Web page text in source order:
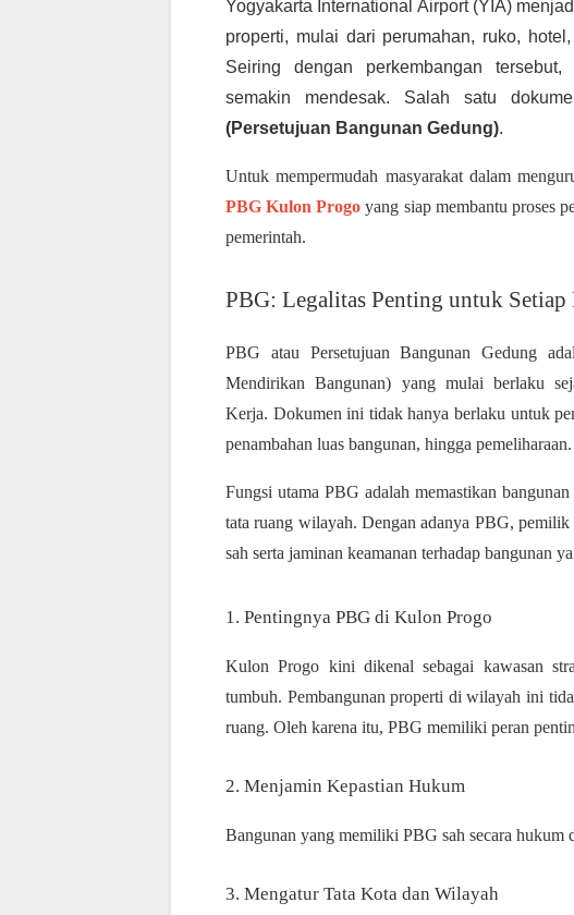
Yogyakarta International Airport (YIA)
properti, mulai dari perumahan, ruko,
Seiring dengan perkembangan
semakin mendesak. Salah satu
(Persetujuan Bangunan Gedung).
Untuk mempermudah masyarakat dalam
PBG Kulon Progo yang siap membantu proses
pemerintah.
PBG: Legalitas Penting untuk Setiap
PBG atau Persetujuan Bangunan Gedung
Mendirikan Bangunan) yang mulai berlaku
Kerja. Dokumen ini tidak hanya berlaku untuk
penambahan luas bangunan, hingga pemeliharaan.
Fungsi utama PBG adalah memastikan
tata ruang wilayah. Dengan adanya PBG,
sah serta jaminan keamanan terhadap bangunan
1. Pentingnya PBG di Kulon Progo
Kulon Progo kini dikenal sebagai kawasan
tumbuh. Pembangunan properti di wilayah ini
ruang. Oleh karena itu, PBG memiliki peran
2. Menjamin Kepastian Hukum
Bangunan yang memiliki PBG sah secara hukum
3. Mengatur Tata Kota dan Wilayah